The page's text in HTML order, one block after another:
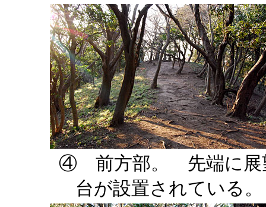
④ 前方部。 先端に展
台が設置されている。